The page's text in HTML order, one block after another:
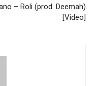
– Roli (prod. Deemah)
[Video]